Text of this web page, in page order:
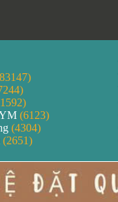
(6123)
(4304)
(2651)